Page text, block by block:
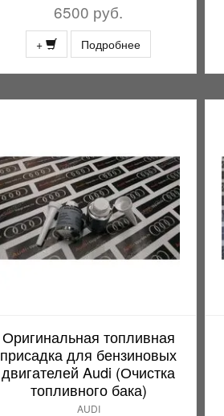
6500 руб.
+ Подробнее
Оригинальная топливная
присадка для бензиновых
двигателей Audi (Очистка
топливного бака)
AUDI